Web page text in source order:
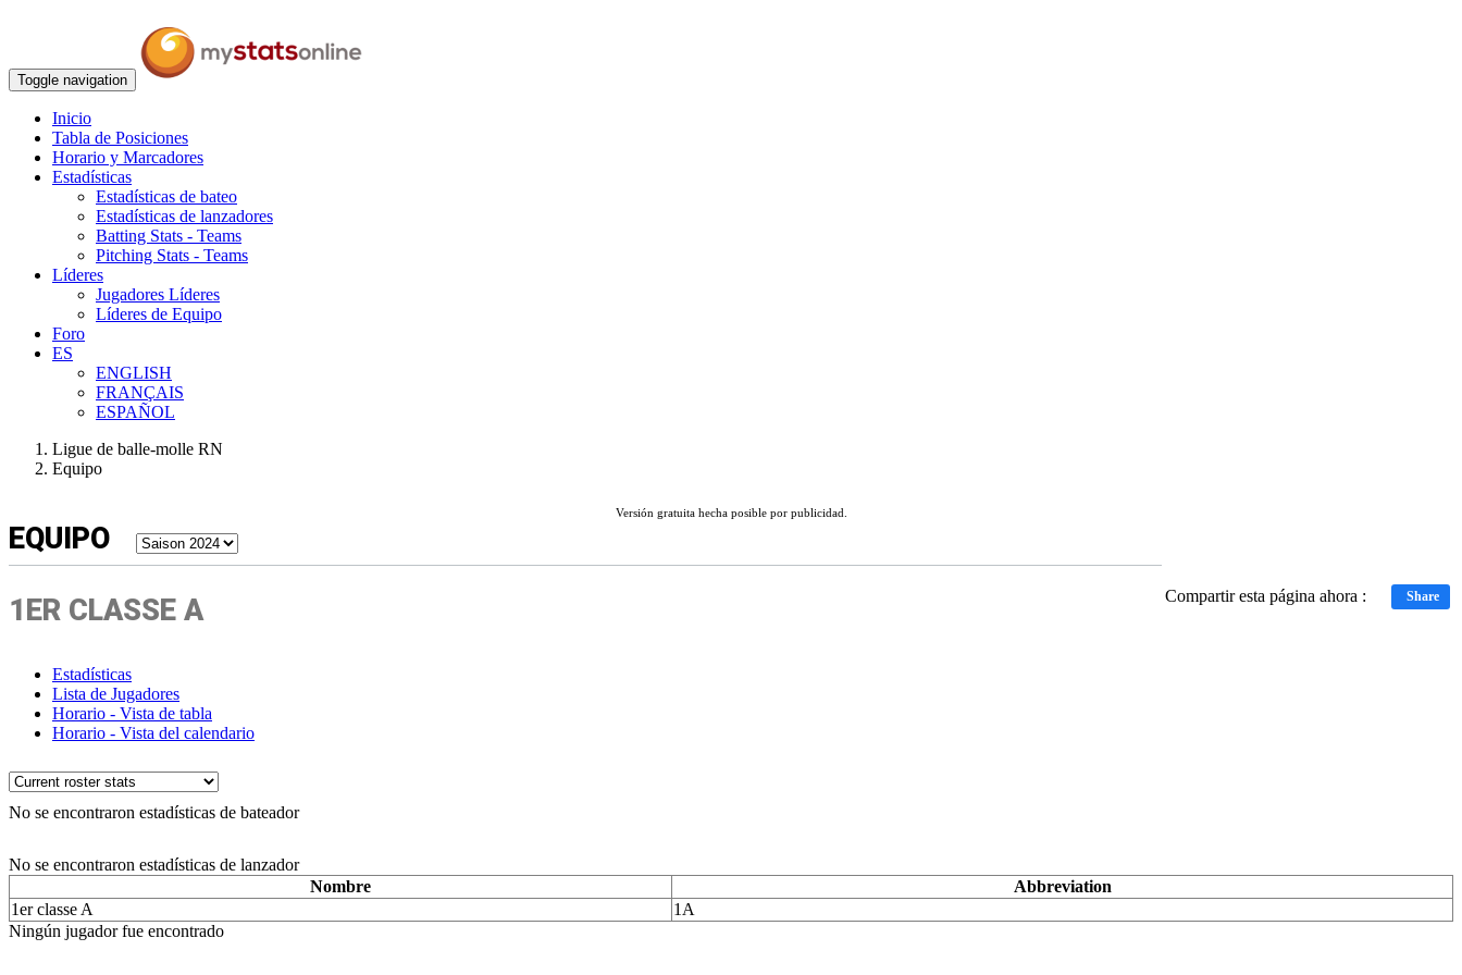
Toggle navigation
Inicio
Tabla de Posiciones
Horario y Marcadores
Estadísticas
Estadísticas de bateo
Estadísticas de lanzadores
Batting Stats - Teams
Pitching Stats - Teams
Líderes
Jugadores Líderes
Líderes de Equipo
Foro
ES
ENGLISH
FRANÇAIS
ESPAÑOL
Ligue de balle-molle RN
Equipo
Versión gratuita hecha posible por publicidad.
EQUIPO
Compartir esta página ahora : Share
1ER CLASSE A
Estadísticas
Lista de Jugadores
Horario - Vista de tabla
Horario - Vista del calendario
No se encontraron estadísticas de bateador
No se encontraron estadísticas de lanzador
Nombre
Abbreviation
1er classe A
1A
Ningún jugador fue encontrado